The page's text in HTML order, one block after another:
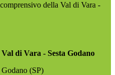
della Val di Vara -
di Vara - Sesta Godano
(SP)